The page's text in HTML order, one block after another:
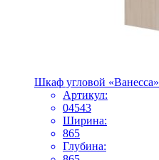
Шкаф угловой «Ванесса»
Артикул:
04543
Ширина:
865
Глубина: